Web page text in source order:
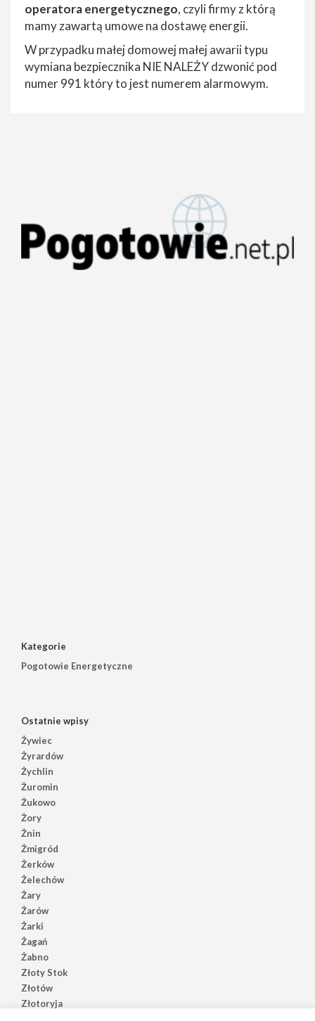
operatora energetycznego, czyli firmy z którą
mamy zawartą umowe na dostawę energii.
W przypadku małej domowej małej awarii typu
wymiana bezpiecznika NIE NALEŻY dzwonić pod
numer 991 który to jest numerem alarmowym.
Kategorie
Pogotowie Energetyczne
Ostatnie wpisy
Żywiec
Żyrardów
Żychlin
Żuromin
Żukowo
Żory
Żnin
Żmigród
Żerków
Żelechów
Żary
Żarów
Żarki
Żagań
Żabno
Złoty Stok
Złotów
Złotoryja